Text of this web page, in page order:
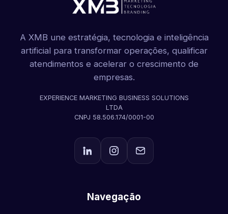
A XMB une estratégia, tecnologia e inteligência
artificial para transformar operações, qualificar
atendimentos e acelerar o crescimento de
empresas.
EXPERIENCE MARKETING BUSINESS SOLUTIONS
LTDA
CNPJ 58.506.174/0001-00
Navegação